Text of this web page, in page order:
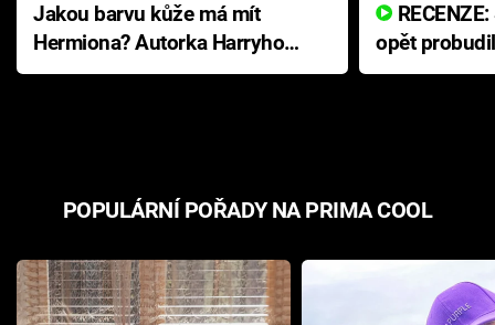
Jakou barvu kůže má mít
Hermiona? Autorka Harryho
Pottera přišla s ráznou
opět
přichází s
POPULÁRNÍ POŘADY NA PRIMA COOL